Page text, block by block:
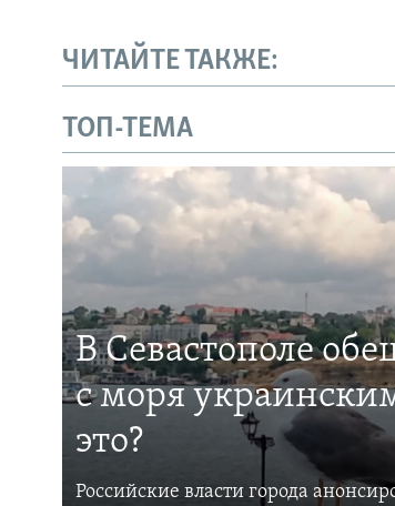
ЧИТАЙТЕ ТАКЖЕ:
ТОП-ТЕМА
В Севастополе
с моря
это?
Российские власти города